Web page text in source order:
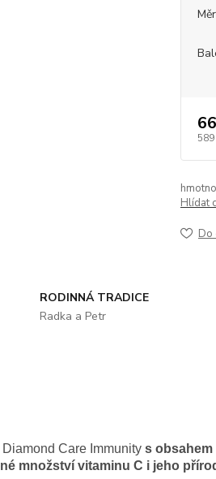
589
Hlídat
Do
RODINNÁ TRADICE
Radka a Petr
Care Immunity s
množství vitaminu C i jeho